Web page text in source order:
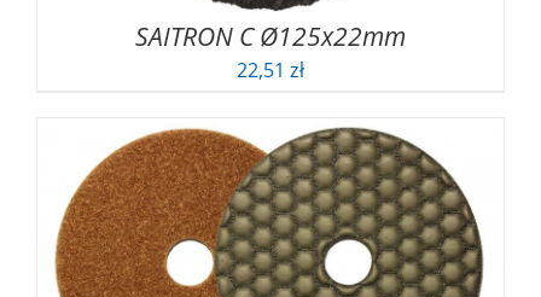
SAITRON C Ø125x22mm
22,51 zł